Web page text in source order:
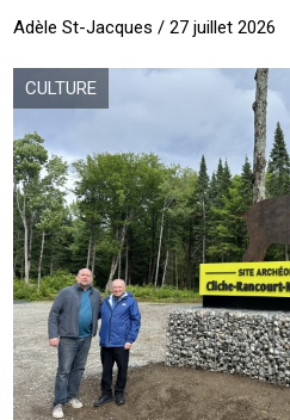
Adèle St-Jacques / 27 juillet 2026
CULTURE